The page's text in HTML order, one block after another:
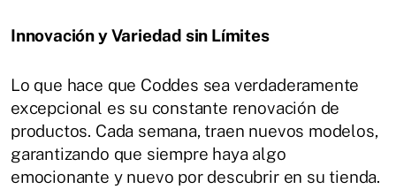
Innovación y Variedad sin Límites
Lo que hace que Coddes sea verdaderamente
excepcional es su constante renovación de
productos. Cada semana, traen nuevos modelos,
garantizando que siempre haya algo
emocionante y nuevo por descubrir en su tienda.